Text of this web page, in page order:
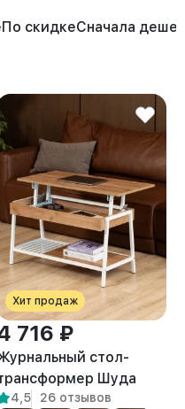
По скидкеСначала
Хит продаж
716 ₽
стол-
Шуда
амаретто
4,5 26 отзывов